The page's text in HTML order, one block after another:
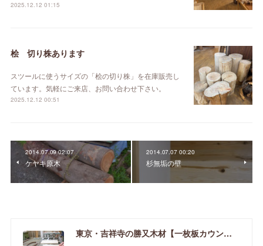
2025.12.12 01:15
桧 切り株あります
スツールに使うサイズの「桧の切り株」を在庫販売し
ています。気軽にご来店、お問い合わせ下さい。
2025.12.12 00:51
2014.07.09 02:07
ケヤキ原木
2014.07.07 00:20
杉無垢の壁
東京・吉祥寺の勝又木材【一枚板カウンター】